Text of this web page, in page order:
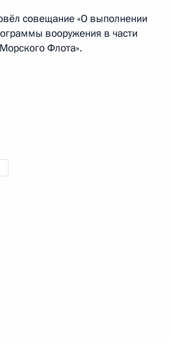
совещание «О выполнении
вооружения в части
Флота».